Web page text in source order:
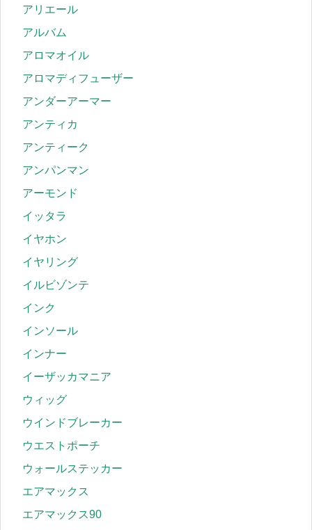
アリエール
アルバム
アロマオイル
アロマディフューザー
アンダーアーマー
アンティカ
アンティーク
アンパンマン
アーモンド
イッタラ
イヤホン
イヤリング
イルビゾンテ
インク
インソール
インナー
イーザッカマニア
ウィッグ
ウインドブレーカー
ウエストポーチ
ウォールステッカー
エアマックス
エアマックス90